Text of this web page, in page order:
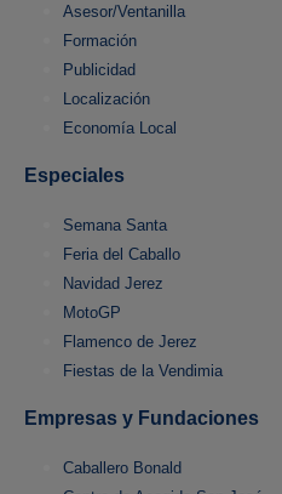
Asesor/Ventanilla
Formación
Publicidad
Localización
Economía Local
Especiales
Semana Santa
Feria del Caballo
Navidad Jerez
MotoGP
Flamenco de Jerez
Fiestas de la Vendimia
Empresas y Fundaciones
Caballero Bonald